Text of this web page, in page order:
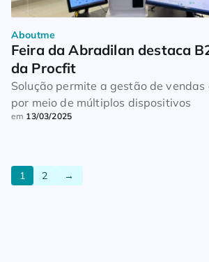
Aboutme
Feira da Abradilan destaca
da Procfit
Solução permite a gestão de vendas
por meio de múltiplos dispositivos
em 13/03/2025
1 2 →